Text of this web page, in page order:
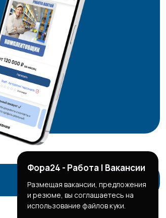
Фора24 - Работа | Вакансии
Размещая вакансии, предложения
и резюме, вы соглашаетесь на
использование файлов куки.